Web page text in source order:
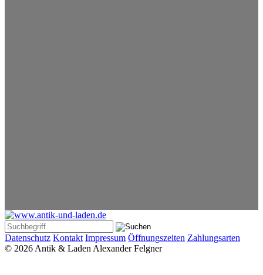
Datenschutz Kontakt Impressum Öffnungszeiten Zahlungsarten
© 2026 Antik & Laden Alexander Felgner